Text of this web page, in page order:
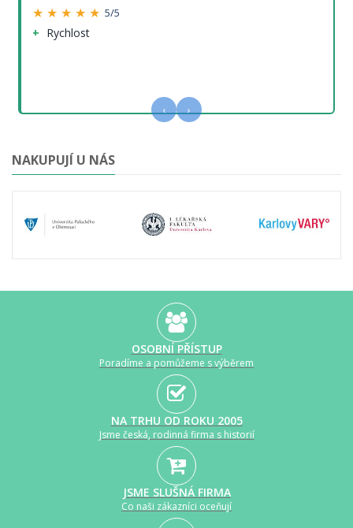
★ ★ ★ ★ ★ 5/5
Rychlost
‹ ›
NAKUPUJÍ U NÁS
OSOBNÍ PŘÍSTUP
Poradíme a pomůžeme s výběrem
NA TRHU OD ROKU 2005
Jsme česká, rodinná firma s historií
JSME SLUŠNÁ FIRMA
Co naši zákazníci oceňují